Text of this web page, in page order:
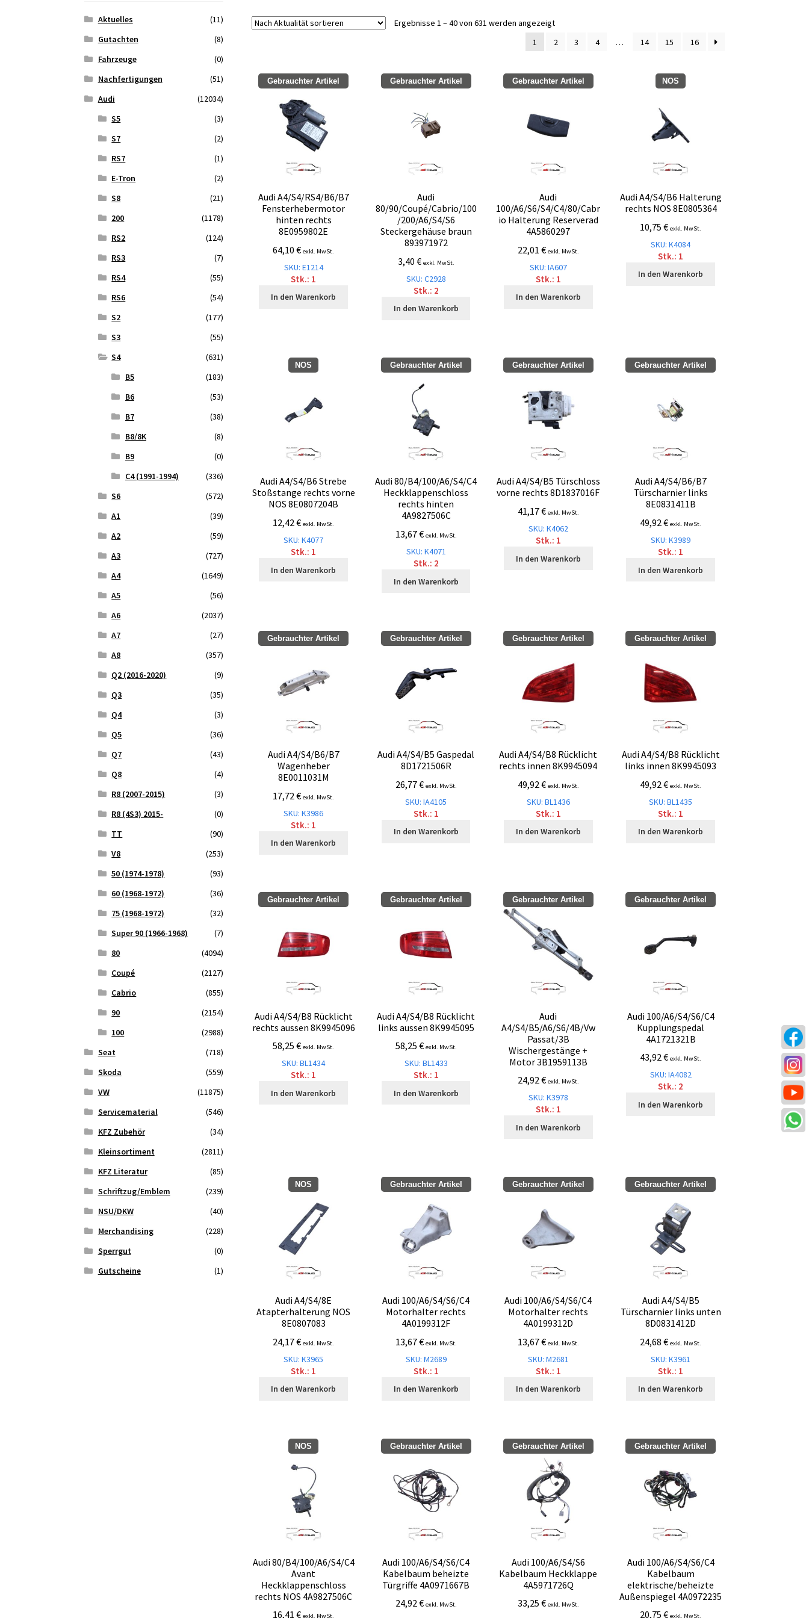
Ergebnisse 1 – 40 von 631 werden angezeigtNach
sortiert
1 2 3 4 … 14 15 16
Gebrauchter Artikel
Audi A4/S4/RS4/B6/B7
Fensterhebermotor
hinten rechts
8E0959802E
64,10€ exkl. MwSt.
SKU: E1214
Stk.: 1
In den Warenkorb
Gebrauchter Artikel
Audi
80/90/Coupé/Cabrio/100
/200/A6/S4/S6
Steckergehäuse braun
893971972
3,40 € exkl. MwSt.
SKU: C2928
Stk.: 2
In den Warenkorb
Gebrauchter Artikel
Audi
100/A6/S6/S4/C4/80/Cabr
io Halterung Reserverad
4A5860297
22,01 € exkl. MwSt.
SKU: IA607
Stk.: 1
In den Warenkorb
NOS
Audi A4/S4/B6 Halterung
rechts NOS 8E0805364
10,75€ exkl. MwSt.
SKU: K4084
Stk.: 1
In den Warenkorb
NOS
Audi A4/S4/B6 Strebe
Stoßstange rechts vorne
NOS 8E0807204B
12,42€ exkl. MwSt.
SKU: K4077
Stk.: 1
In den Warenkorb
Gebrauchter Artikel
Audi 80/B4/100/A6/S4/C4
Heckklappenschloss
rechts hinten
4A9827506C
13,67€ exkl. MwSt.
SKU: K4071
Stk.: 2
In den Warenkorb
Gebrauchter Artikel
Audi A4/S4/B5 Türschloss
vorne rechts 8D1837016F
41,17€ exkl. MwSt.
SKU: K4062
Stk.: 1
In den Warenkorb
Gebrauchter Artikel
Audi A4/S4/B6/B7
Türscharnier links
8E0831411B
49,92€ exkl. MwSt.
SKU: K3989
Stk.: 1
In den Warenkorb
Gebrauchter Artikel
Audi A4/S4/B6/B7
Wagenheber
8E0011031M
17,72€ exkl. MwSt.
SKU: K3986
Stk.: 1
In den Warenkorb
Gebrauchter Artikel
Audi A4/S4/B5 Gaspedal
8D1721506R
26,77€ exkl. MwSt.
SKU: IA4105
Stk.: 1
In den Warenkorb
Gebrauchter Artikel
Audi A4/S4/B8 Rücklicht
rechts innen 8K9945094
49,92€ exkl. MwSt.
SKU: BL1436
Stk.: 1
In den Warenkorb
Gebrauchter Artikel
Audi A4/S4/B8 Rücklicht
links innen 8K9945093
49,92€ exkl. MwSt.
SKU: BL1435
Stk.: 1
In den Warenkorb
Gebrauchter Artikel
Audi A4/S4/B8 Rücklicht
rechts aussen 8K9945096
58,25€ exkl. MwSt.
SKU: BL1434
Stk.: 1
In den Warenkorb
Gebrauchter Artikel
Audi A4/S4/B8 Rücklicht
links aussen 8K9945095
58,25 € exkl. MwSt.
SKU: BL1433
Stk.: 1
In den Warenkorb
Gebrauchter Artikel
Audi
A4/S4/B5/A6/S6/4B/Vw
Passat/3B
Wischergestänge +
Motor 3B1959113B
24,92€ exkl. MwSt.
SKU: K3978
Stk.: 1
In den Warenkorb
Gebrauchter Artikel
Audi 100/A6/S4/S6/C4
Kupplungspedal
4A1721321B
43,92€ exkl. MwSt.
SKU: IA4082
Stk.: 2
In den Warenkorb
NOS
Audi A4/S4/8E
Atapterhalterung NOS
8E0807083
24,17€ exkl. MwSt.
SKU: K3965
Stk.: 1
In den Warenkorb
Gebrauchter Artikel
Audi 100/A6/S4/S6/C4
Motorhalter rechts
4A0199312F
13,67€ exkl. MwSt.
SKU: M2689
Stk.: 1
In den Warenkorb
Gebrauchter Artikel
Audi 100/A6/S4/S6/C4
Motorhalter rechts
4A0199312D
13,67€ exkl. MwSt.
SKU: M2681
Stk.: 1
In den Warenkorb
Gebrauchter Artikel
Audi A4/S4/B5
Türscharnier links unten
8D0831412D
24,68€ exkl. MwSt.
SKU: K3961
Stk.: 1
In den Warenkorb
NOS
Audi 80/B4/100/A6/S4/C4
Avant
Heckklappenschloss
rechts NOS 4A9827506C
16,41€ exkl. MwSt.
Gebrauchter Artikel
Audi 100/A6/S4/S6/C4
Kabelbaum beheizte
Türgriffe 4A0971667B
24,92€ exkl. MwSt.
Gebrauchter Artikel
Audi 100/A6/S4/S6
Kabelbaum Heckklappe
4A5971726Q
33,25 € exkl. MwSt.
Gebrauchter Artikel
Audi 100/A6/S4/S6/C4
Kabelbaum
elektrische/beheizte
Außenspiegel 4A0972235
20,75€ exkl. MwSt.
Aktuelles
(11)
Gutachten
(8)
Fahrzeuge
(0)
Nachfertigungen
(51)
Audi
(12034)
S5
(3)
S7
(2)
RS7
(1)
E-Tron
(2)
S8
(21)
200
(1178)
RS2
(124)
RS3
(7)
RS4
(55)
RS6
(54)
S2
(177)
S3
(55)
S4
(631)
B5
(183)
B6
(53)
B7
(38)
B8/8K
(8)
B9
(0)
C4 (1991-1994)
(336)
S6
(572)
A1
(39)
A2
(59)
A3
(727)
A4
(1649)
A5
(56)
A6
(2037)
A7
(27)
A8
(357)
Q2 (2016-2020)
(9)
Q3
(35)
Q4
(3)
Q5
(36)
Q7
(43)
Q8
(4)
R8 (2007-2015)
(3)
R8 (4S3) 2015-
(0)
TT
(90)
V8
(253)
50 (1974-1978)
(93)
60 (1968-1972)
(36)
75 (1968-1972)
(32)
Super 90 (1966-1968)
(7)
80
(4094)
Coupé
(2127)
Cabrio
(855)
90
(2154)
100
(2988)
Seat
(718)
Skoda
(559)
VW
(11875)
Servicematerial
(546)
KFZ Zubehör
(34)
Kleinsortiment
(2811)
KFZ Literatur
(85)
Schriftzug/Emblem
(239)
NSU/DKW
(40)
Merchandising
(228)
Sperrgut
(0)
Gutscheine
(1)